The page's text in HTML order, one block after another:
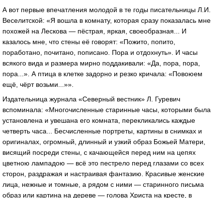
А вот первые впечатления молодой в те годы писательницы Л.И.
Веселитской: «Я вошла в комнату, которая сразу показалась мне
похожей на Лескова — пёстрая, яркая, своеобразная... И
казалось мне, что стены её говорят: «Пожито, попито,
поработано, почитано, пописано. Пора и отдохнуть». И часы
всякого вида и размера мирно поддакивали: «Да, пора, пора,
пора...». А птица в клетке задорно и резко кричала: «Повоюем
ещё, чёрт возьми...»».
Издательница журнала «Северный вестник» Л. Гуревич
вспоминала: «Многочисленные старинные часы, которыми была
установлена и увешана его комната, перекликались каждые
четверть часа... Бесчисленные портреты, картины в снимках и
оригиналах, огромный, длинный и узкий образ Божьей Матери,
висящий посреди стены, с качающейся перед ним на цепях
цветною лампадою — всё это пестрело перед глазами со всех
сторон, раздражая и настраивая фантазию. Красивые женские
лица, нежные и томные, а рядом с ними — старинного письма
образ или картина на дереве — голова Христа на кресте, в